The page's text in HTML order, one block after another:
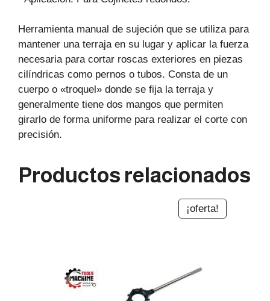
Herramienta manual de sujeción que se utiliza para
mantener una terraja en su lugar y aplicar la fuerza
necesaria para cortar roscas exteriores en piezas
cilíndricas como pernos o tubos. Consta de un
cuerpo o «troquel» donde se fija la terraja y
generalmente tiene dos mangos que permiten
girarlo de forma uniforme para realizar el corte con
precisión.
Productos relacionados
¡oferta!